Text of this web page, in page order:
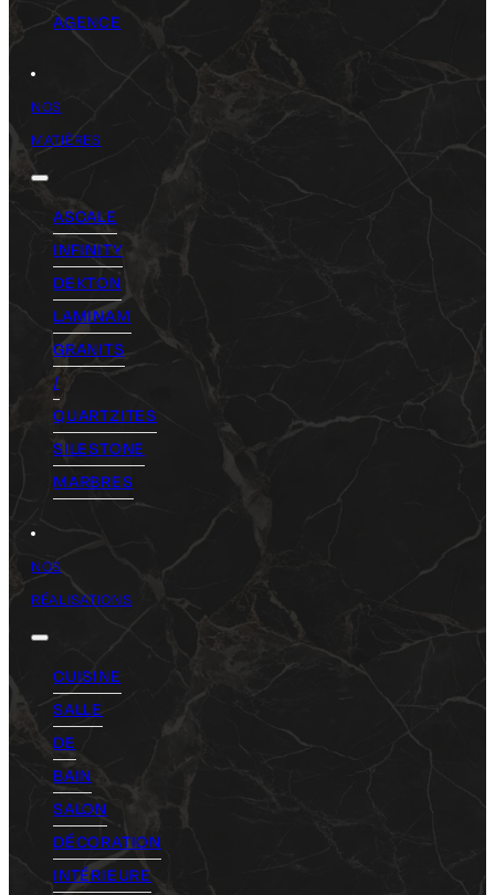
AGENCE
NOS
MATIÈRES
ASCALE
INFINITY
DEKTON
LAMINAM
GRANITS
/
QUARTZITES
SILESTONE
MARBRES
NOS
RÉALISATIONS
CUISINE
SALLE
DE
BAIN
SALON
DÉCORATION
INTÉRIEURE